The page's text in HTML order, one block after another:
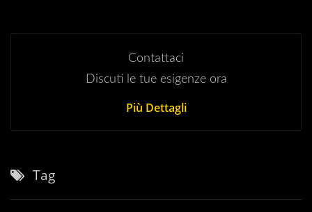
Contattaci
Discuti le tue esigenze ora
Più Dettagli
Tag